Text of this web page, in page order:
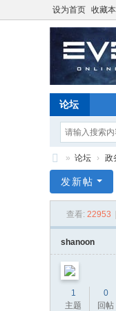
设为首页 收藏
论坛
ve
» 论坛 › 政
发新帖
查看: 22953
shanoon
1
主题
0
回帖